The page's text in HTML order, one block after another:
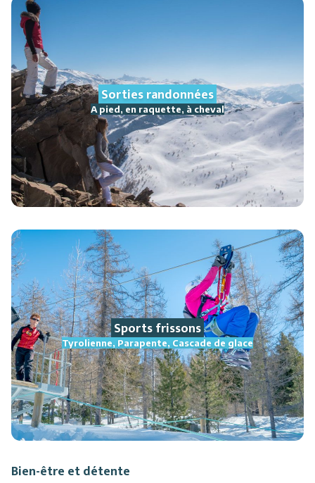
Sorties randonnées
A pied, en raquette, à cheval
Sports frissons
Tyrolienne, Parapente, Cascade de glace
Bien-être et détente